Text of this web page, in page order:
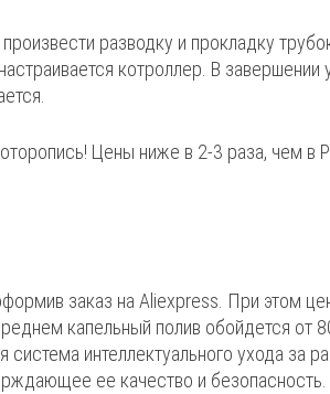
разводку и прокладку
котроллер. В завершении
Цены ниже в 2-3 раза, чем в
заказ на Aliexpress. При этом
капельный полив обойдется от
интеллектуального ухода за
ее качество и